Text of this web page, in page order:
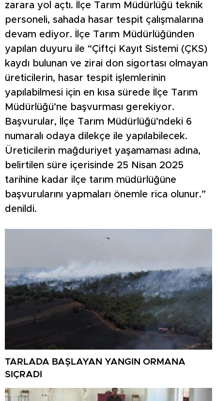
zarara yol açtı. İlçe Tarım Müdürlüğü teknik
personeli, sahada hasar tespit çalışmalarına
devam ediyor. İlçe Tarım Müdürlüğünden
yapılan duyuru ile “Çiftçi Kayıt Sistemi (ÇKS)
kaydı bulunan ve zirai don sigortası olmayan
üreticilerin, hasar tespit işlemlerinin
yapılabilmesi için en kısa sürede İlçe Tarım
Müdürlüğü’ne başvurması gerekiyor.
Başvurular, İlçe Tarım Müdürlüğü’ndeki 6
numaralı odaya dilekçe ile yapılabilecek.
Üreticilerin mağduriyet yaşamaması adına,
belirtilen süre içerisinde 25 Nisan 2025
tarihine kadar ilçe tarım müdürlüğüne
başvurularını yapmaları önemle rica olunur.”
denildi.
TARLADA BAŞLAYAN YANGIN ORMANA
SIÇRADI